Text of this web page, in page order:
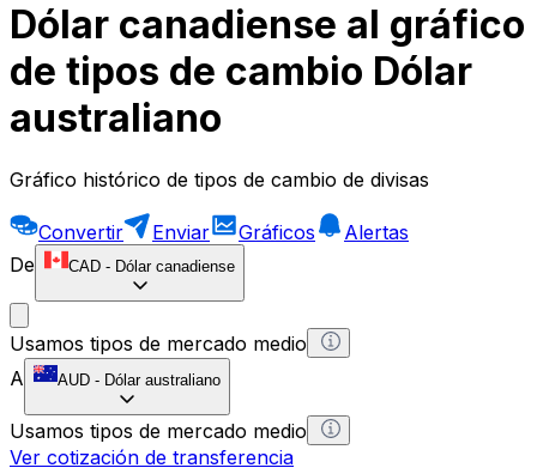
Dólar canadiense al gráfico
de tipos de cambio Dólar
australiano
Gráfico histórico de tipos de cambio de divisas
Convertir Enviar Gráficos
Alertas
De
CAD - Dólar canadiense
Usamos tipos de mercado medio
A
AUD - Dólar australiano
Usamos tipos de mercado medio
Ver cotización de transferencia